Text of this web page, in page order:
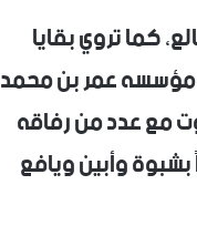
كما تروي بقايا
مؤسسه عمر بن محمد
بحضرموت مع عدد من رفاقه
وأبين ويافع